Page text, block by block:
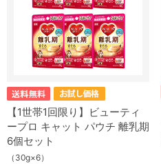
【1世帯1回限り】ビューティ
ープロ キャット パウチ 離乳期
6個セット
（30g×6）